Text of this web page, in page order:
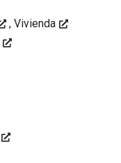
, Vivienda